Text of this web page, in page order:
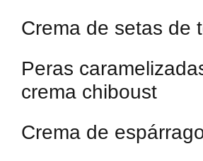
Crema de setas de
Peras
crema chiboust
Crema de